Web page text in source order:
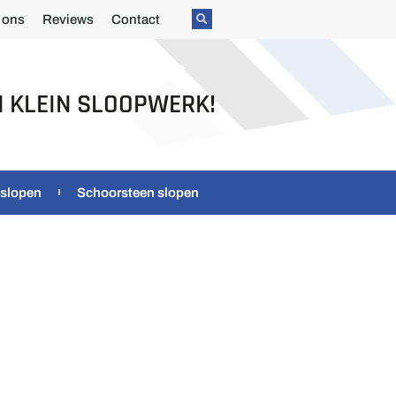
ons Reviews Contact
KLEIN SLOOPWERK!
Schoorsteen slopen